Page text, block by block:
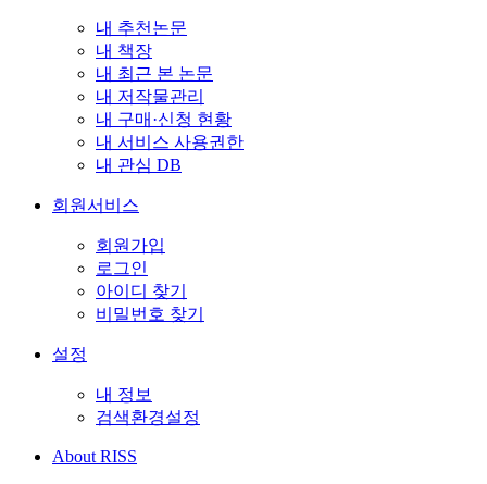
내 추천논문
내 책장
내 최근 본 논문
내 저작물관리
내 구매·신청 현황
내 서비스 사용권한
내 관심 DB
회원서비스
회원가입
로그인
아이디 찾기
비밀번호 찾기
설정
내 정보
검색환경설정
About RISS